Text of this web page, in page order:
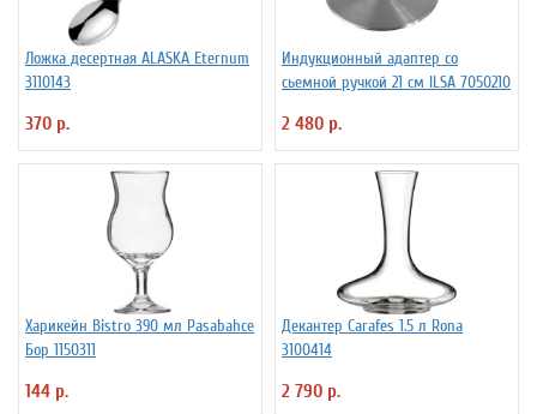
Ложка десертная ALASKA Eternum
3110143
370 р.
Индукционный адаптер со
сьемной ручкой 21 см ILSA 7050210
2 480 р.
Харикейн Bistro 390 мл Pasabahce
Бор 1150311
144 р.
Декантер Carafes 1.5 л Rona
3100414
2 790 р.